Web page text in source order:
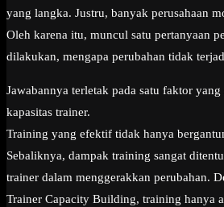
yang langka. Justru, banyak perusahaan
Oleh karena itu, muncul satu pertanyaan
dilakukan, mengapa perubahan tidak
Jawabannya terletak pada satu faktor
kapasitas trainer.
Training yang efektif tidak hanya
Sebaliknya, dampak training sangat
trainer dalam menggerakkan perubahan.
Trainer Capacity Building, training hanya